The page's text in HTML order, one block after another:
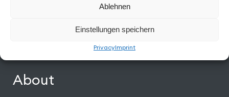
Ablehnen
Einstellungen speichern
PrivacyImprint
About